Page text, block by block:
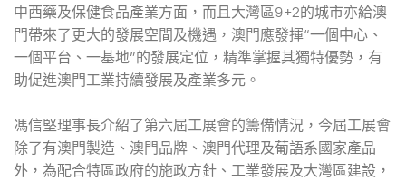
中西藥及保健食品產業方面，而且大灣區9+2的城市亦給澳
門帶來了更大的發展空間及機遇，澳門應發揮“一個中心、
一個平台、一基地”的發展定位，精準掌握其獨特優勢，有
助促進澳門工業持續發展及產業多元。
馮信堅理事長介紹了第六屆工展會的籌備情況，今屆工展會
除了有澳門製造、澳門品牌、澳門代理及葡語系國家產品
外，為配合特區政府的施政方針、工業發展及大灣區建設，